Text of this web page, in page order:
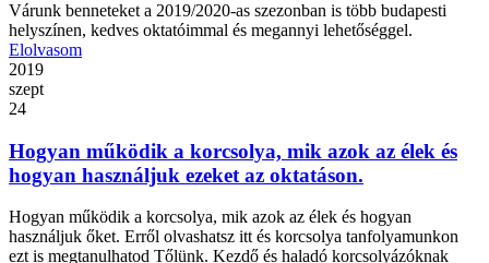
Várunk benneteket a 2019/2020-as szezonban is több budapesti
helyszínen, kedves oktatóimmal és megannyi lehetőséggel.
Elolvasom
2019
szept
24
Hogyan működik a korcsolya, mik azok az élek és
hogyan használjuk ezeket az oktatáson.
Hogyan működik a korcsolya, mik azok az élek és hogyan
használjuk őket. Erről olvashatsz itt és korcsolya tanfolyamunkon
ezt is megtanulhatod Tőlünk. Kezdő és haladó korcsolyázóknak